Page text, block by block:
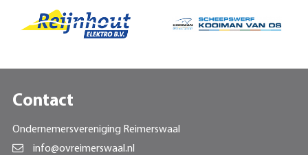
Contact
Ondernemersvereniging Reimerswaal
info@ovreimerswaal.nl